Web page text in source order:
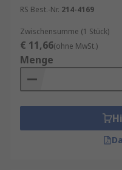
RS Best.-Nr. 214-4169
Zwischensumme (1 Stück)
€ 11,66(ohne MwSt.)
Menge